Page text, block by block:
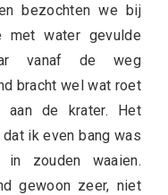
bezochten we bij
met water gevulde
vanaf de weg
bracht wel wat roet
de krater. Het
ik even bang was
zouden waaien.
gewoon zeer, niet